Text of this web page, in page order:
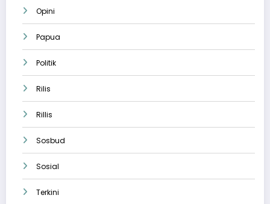
Opini
Papua
Politik
Rilis
Rillis
Sosbud
Sosial
Terkini